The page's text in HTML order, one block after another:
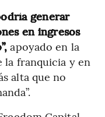
generar
en ingresos
apoyado en la
la franquicia y en
alta que no